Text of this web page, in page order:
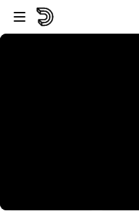
プレイヤーにスキップ
メインコンテンツにスキップ